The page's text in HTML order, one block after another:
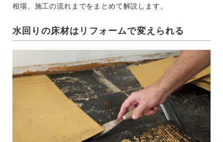
相場、施工の流れまでをまとめて解説します。
水回りの床材はリフォームで変えられる